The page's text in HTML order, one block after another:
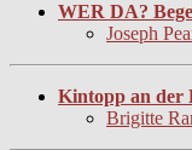
WER DA?
Joseph
Kintopp an der
Brigitte